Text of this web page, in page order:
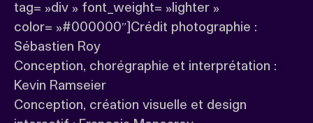
tag= »div » font_weight= »lighter »
color= »#000000″]Crédit photographie :
Sébastien Roy
Conception, chorégraphie et interprétation :
Kevin Ramseier
Conception, création visuelle et design